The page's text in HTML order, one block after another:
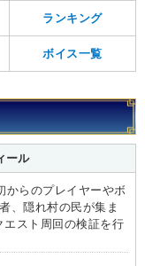
ランキング
ボイス一覧
ール
からのプレイヤーやボ
、隠れ村の民が集ま
エスト周回の検証を行